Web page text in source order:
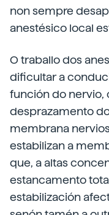
non sempre
anestésico local
O traballo dos
dificultar a
función do nervio,
desprazamento
membrana
estabilizan a
que, a altas
estancamento
estabilización